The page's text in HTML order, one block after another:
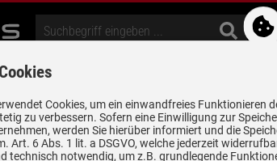
& Gefrieren
Shops
5 Jahre
alle
Cookies, um ein einwandfreies
zu verbessern. Sofern eine Einwilligung zur
werden Sie hierüber informiert und die
Art. 6 Abs. 1 lit. a DSGVO, welche jederzeit
technisch notwendig, um z.B. grundlegende